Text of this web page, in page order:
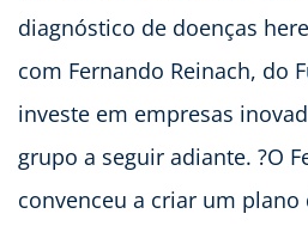
diagnóstico de doenças
com Fernando Reinach, do
investe em empresas
grupo a seguir adiante. ?O
convenceu a criar um plano